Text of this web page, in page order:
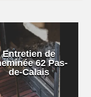
Entretien de
62 Pas-
de-Calais